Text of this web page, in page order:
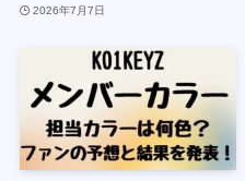
2026年7月7日